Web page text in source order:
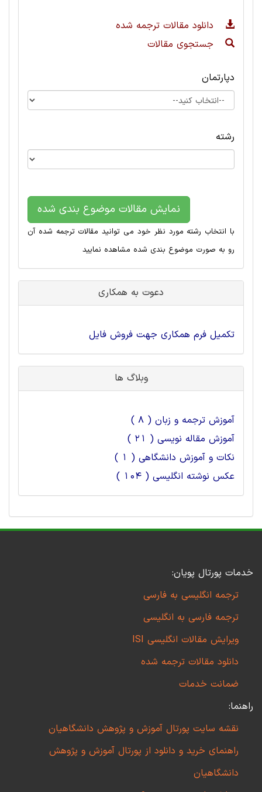
دانلود مقالات ترجمه شده
جستجوی مقالات
دپارتمان
رشته
نمایش مقالات موضوع بندی شده
با انتخاب رشته مورد نظر خود می توانید مقالات ترجمه شده آن
رو به صورت موضوع بندی شده مشاهده نمایید
دعوت به همکاری
تکمیل فرم همکاری جهت فروش فایل
وبلاگ ها
آموزش ترجمه و زبان ( 8 )
آموزش مقاله نویسی ( 21 )
نکات و آموزش دانشگاهی ( 1 )
عکس نوشته انگلیسی ( 104 )
خدمات پورتال پویان:
ترجمه انگلیسی به فارسی
ترجمه فارسی به انگلیسی
ویرایش مقالات انگلیسی ISI
دانلود مقالات ترجمه شده
ضمانت خدمات
راهنما:
نقشه سایت پورتال آموزش و پژوهش دانشگاهیان
راهنمای خرید و دانلود از پورتال آموزش و پژوهش
دانشگاهیان